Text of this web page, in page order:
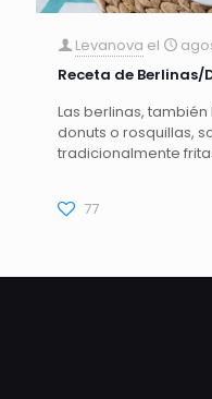
Levanova el
Receta de Berlinas/
Las berlinas,
donuts o rosquillas,
tradicionalmente
77